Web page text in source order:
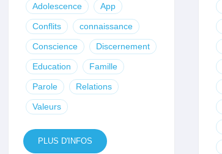
Adolescence App
Conflits connaissance
Conscience Discernement
Education Famille
Parole Relations
Valeurs
PLUS D'INFOS